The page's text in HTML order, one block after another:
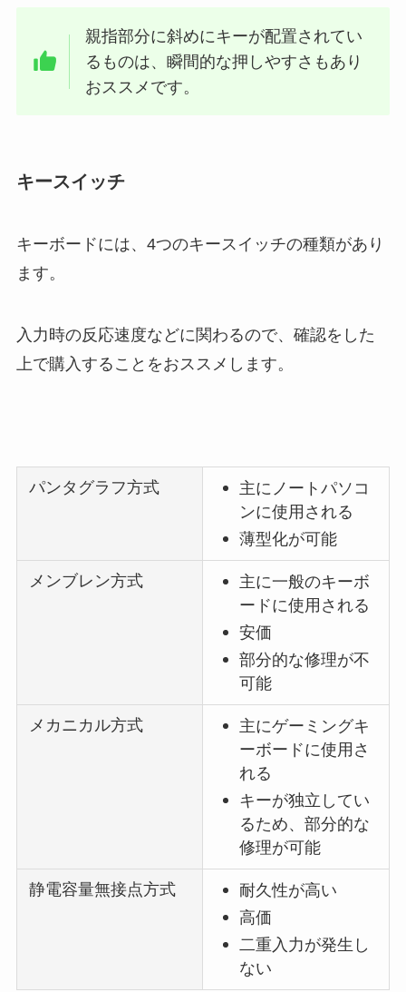
親指部分に斜めにキーが配置されてい
るものは、瞬間的な押しやすさもあり
おススメです。
キースイッチ
キーボードには、4つのキースイッチの種類があり
ます。
入力時の反応速度などに関わるので、確認をした
上で購入することをおススメします。
パンタグラフ方式
主にノートパソコ
ンに使用される
薄型化が可能
メンブレン方式
主に一般のキーボ
ードに使用される
安価
部分的な修理が不
可能
メカニカル方式
主にゲーミングキ
ーボードに使用さ
れる
キーが独立してい
るため、部分的な
修理が可能
静電容量無接点方式
耐久性が高い
高価
二重入力が発生し
ない